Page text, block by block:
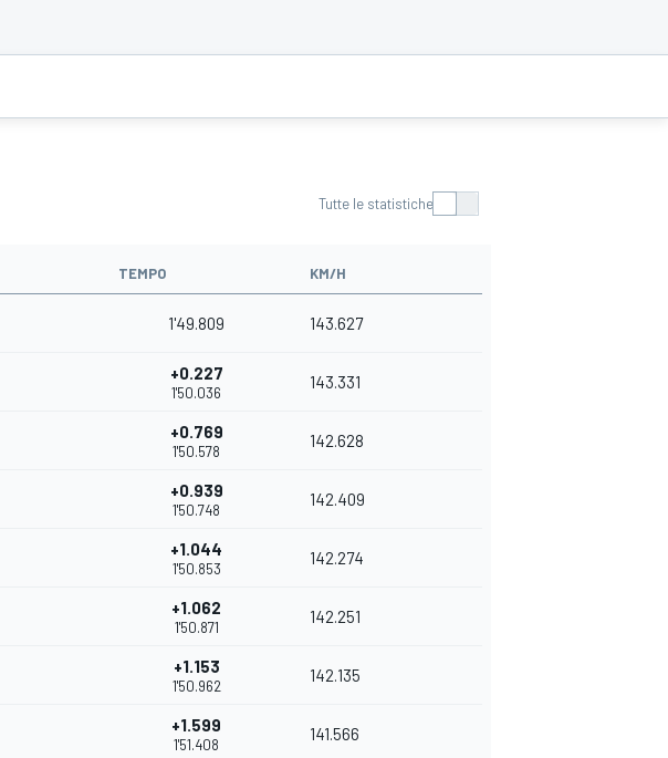
Tutte le statistiche
TEMPO KM/H
1'49.809 143.627
+0.227
1'50.036
143.331
+0.769
1'50.578
142.628
+0.939
1'50.748
142.409
+1.044
1'50.853
142.274
+1.062
1'50.871
142.251
+1.153
1'50.962
142.135
+1.599
1'51.408
141.566